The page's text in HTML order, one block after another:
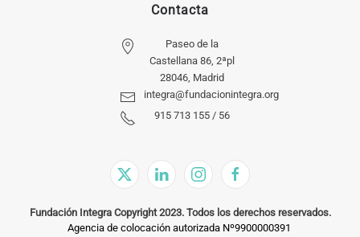
Contacta
Paseo de la
Castellana 86, 2ªpl
28046, Madrid
integra@fundacionintegra.org
915 713 155 / 56
Fundación Integra Copyright 2023. Todos los derechos reservados.
Agencia de colocación autorizada Nº9900000391